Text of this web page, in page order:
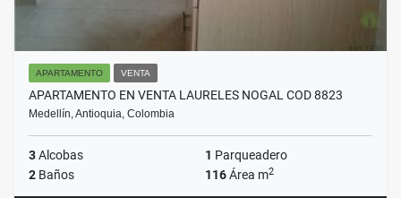
APARTAMENTO VENTA
APARTAMENTO EN VENTA LAURELES NOGAL COD 8823
Medellín, Antioquia, Colombia
3Alcobas 1 Parqueadero
2 Baños 116Área m2